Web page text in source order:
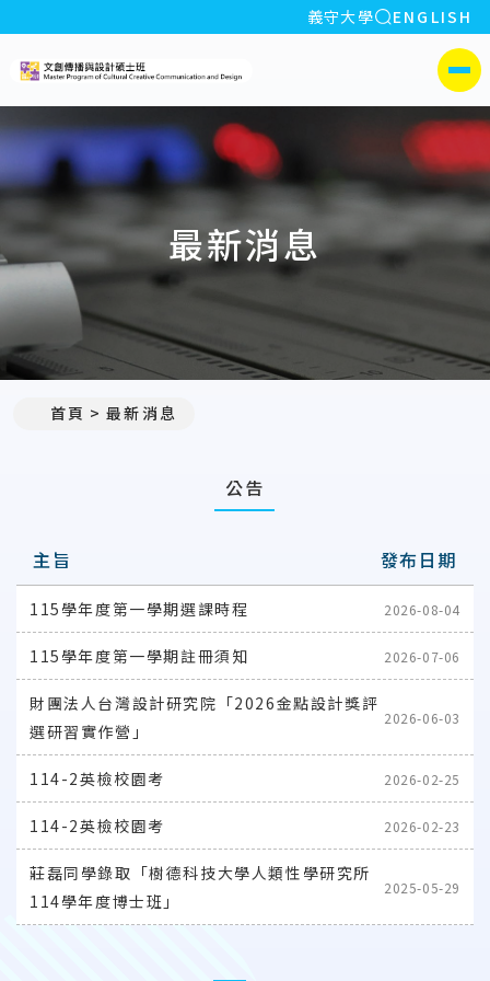
:::
義守大學 全站搜索
ENGLISH
義守大學文創傳播與設計碩士
側選單
最新消息
首頁 最新消息
公告
主旨 發布日期
115學年度第一學期選課時程 2026-08-04
115學年度第一學期註冊須知 2026-07-06
財團法人台灣設計研究院「2026金點設計獎評
選研習實作營」
2026-06-03
114-2英檢校園考 2026-02-25
114-2英檢校園考 2026-02-23
莊磊同學錄取「樹德科技大學人類性學研究所
114學年度博士班」
2025-05-29